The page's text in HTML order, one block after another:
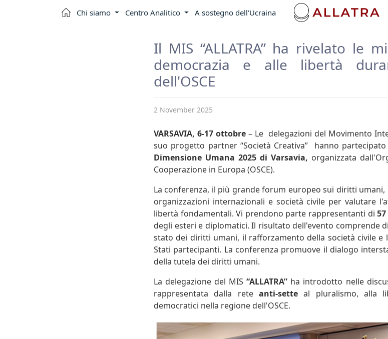
Chi siamo Centro Analitico A sostegno dell'Ucraina
Il MIS “ALLATRA” ha rivelato le
democrazia e alle libertà
dell'OSCE
2 November 2025
VARSAVIA, 6-17 ottobre – Le delegazioni del Movimento
suo progetto partner “Società Creativa” hanno
Dimensione Umana 2025 di Varsavia, organizzata
Cooperazione in Europa (OSCE).
La conferenza, il più grande forum europeo sui diritti
organizzazioni internazionali e società civile per valutare
libertà fondamentali. Vi prendono parte rappresentanti di
degli esteri e diplomatici. Il risultato dell'evento comprende
stato dei diritti umani, il rafforzamento della società civile e
Stati partecipanti. La conferenza promuove il dialogo
della tutela dei diritti umani.
La delegazione del MIS“ALLATRA” ha introdotto nelle
rappresentata dalla rete anti-sette al pluralismo, alla
democratici nella regione dell'OSCE.